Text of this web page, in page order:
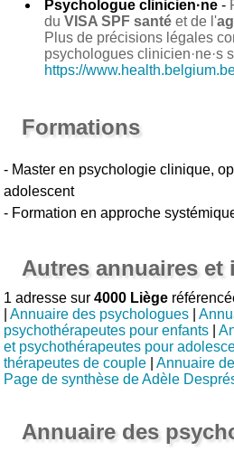
Psychologue clinicien·ne -
duVISA SPF santé et de l'
Plus de précisions légales
psychologues clinicien·ne·s
https://
Formations
- Master en psychologie clinique,
adolescent
- Formation en approche
Autres annuaires et
1 adresse sur4000 Liège
|Annuaire des psychologues |
psychothérapeutes pour enfants |
et psychothérapeutes pour
thérapeutes de couple |Annuaire
Page de synthèse de Adèle
Annuaire des